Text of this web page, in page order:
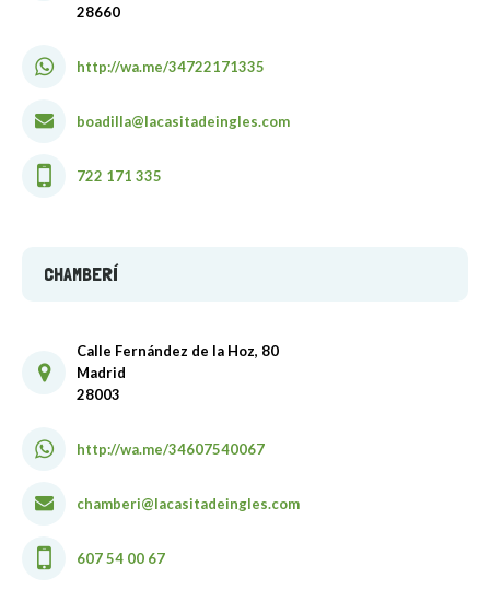
28660
http://wa.me/34722171335
boadilla@lacasitadeingles.com
722 171 335
CHAMBERÍ
Calle Fernández de la Hoz, 80
Madrid
28003
http://wa.me/34607540067
chamberi@lacasitadeingles.com
607 54 00 67